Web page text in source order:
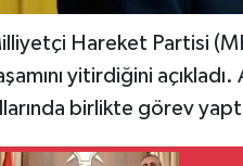
Hareket Partisi
yitirdiğini
birlikte görev